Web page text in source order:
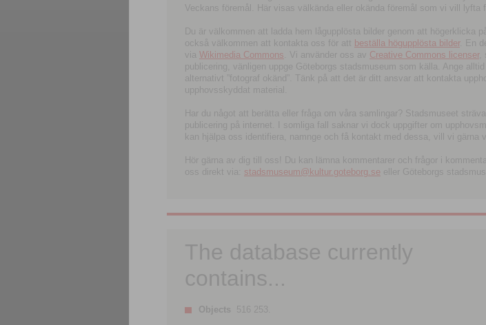
Veckans föremål. Här visas välkända eller okända föremål som vi vill lyfta
Du är välkommen att ladda hem lågupplösta bilder genom att högerklicka
också välkommen att kontakta oss för att beställa högupplösta bilder. En
via Wikimedia Commons . Vi använder oss av Creative Commons licenser,
publicering, vänligen uppge Göteborgs stadsmuseum som källa. Ange
alternativt ”fotograf okänd”. Tänk på att det är ditt ansvar att kontakta
upphovsskyddat material.
Har du något att berätta eller fråga om våra samlingar? Stadsmuseet
publicering på internet. I somliga fall saknar vi dock uppgifter om
kan hjälpa oss identifiera, namnge och få kontakt med dessa, vill vi gärna
Hör gärna av dig till oss! Du kan lämna kommentarer och frågor i
oss direkt via: stadsmuseum@kultur.goteborg.se eller Göteborgs
The database currently
contains...
Objects 516 253.